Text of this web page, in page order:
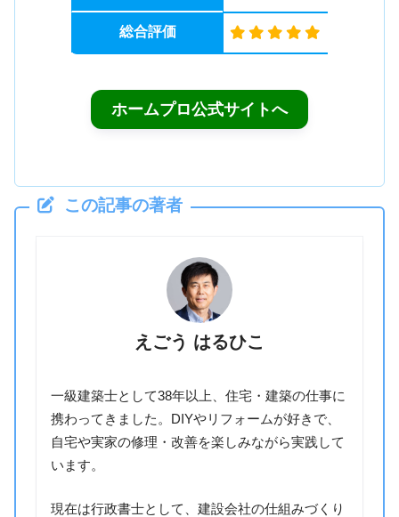
総合評価
ホームプロ公式サイトへ
この記事の著者
えごう はるひこ
一級建築士として38年以上、住宅・建築の仕事に
携わってきました。DIYやリフォームが好きで、
自宅や実家の修理・改善を楽しみながら実践して
います。
現在は行政書士として、建設会社の仕組みづくり